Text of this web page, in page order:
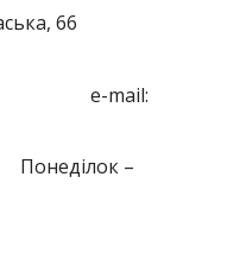
66
55 e-mail:
Понеділок –